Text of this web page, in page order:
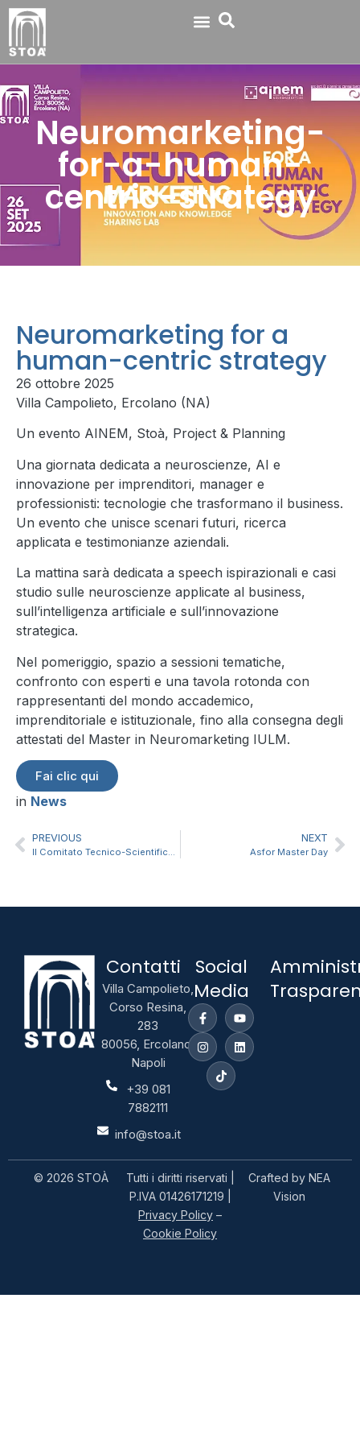
Neuromarketing-
for-a-human-
centric-strategy
Neuromarketing for a
human-centric strategy
26 ottobre 2025
Villa Campolieto, Ercolano (NA)
Un evento AINEM, Stoà, Project & Planning
Una giornata dedicata a neuroscienze, AI e
innovazione per imprenditori, manager e
professionisti: tecnologie che trasformano il business.
Un evento che unisce scenari futuri, ricerca
applicata e testimonianze aziendali.
La mattina sarà dedicata a speech ispirazionali e casi
studio sulle neuroscienze applicate al business,
sull’intelligenza artificiale e sull’innovazione
strategica.
Nel pomeriggio, spazio a sessioni tematiche,
confronto con esperti e una tavola rotonda con
rappresentanti del mondo accademico,
imprenditoriale e istituzionale, fino alla consegna degli
attestati del Master in Neuromarketing IULM.
Fai clic qui
in News
PREVIOUS
Il Comitato Tecnico-Scientifico dei Master Stoà: motore di innovazione per la nuova formazione manageriale
NEXT
Asfor Master Day
Contatti
Villa Campolieto,
Corso Resina,
283
80056, Ercolano,
Napoli
+39 081
7882111
info@stoa.it
Social
Media
© 2026 STOÀ
Tutti i diritti riservati |
P.IVA 01426171219 |
Privacy Policy –
Cookie Policy
Crafted by NEA
Vision